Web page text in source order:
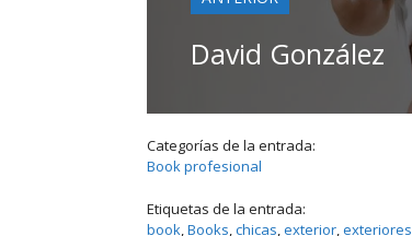
David González
Categorías de la entrada:
Book profesional
Etiquetas de la entrada:
book, Books, chicas, exterior, exteriores